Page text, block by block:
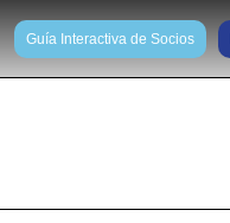
Guía Interactiva de Socios